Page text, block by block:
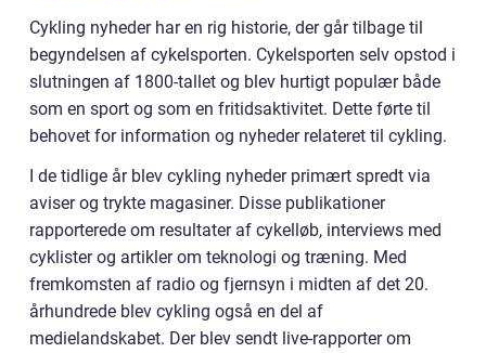
Cykling nyheder har en rig historie, der går tilbage til
begyndelsen af cykelsporten. Cykelsporten selv opstod i
slutningen af 1800-tallet og blev hurtigt populær både
som en sport og som en fritidsaktivitet. Dette førte til
behovet for information og nyheder relateret til cykling.
I de tidlige år blev cykling nyheder primært spredt via
aviser og trykte magasiner. Disse publikationer
rapporterede om resultater af cykelløb, interviews med
cyklister og artikler om teknologi og træning. Med
fremkomsten af radio og fjernsyn i midten af det 20.
århundrede blev cykling også en del af
medielandskabet. Der blev sendt live-rapporter om